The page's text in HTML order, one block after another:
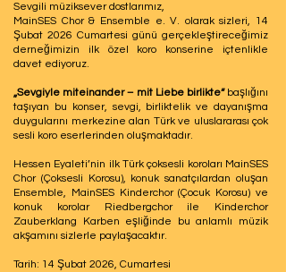
​Sevgili müziksever dostlarımız,
MainSES Chor & Ensemble e. V. olarak sizleri, 14
Şubat 2026 Cumartesi günü gerçekleştireceğimiz
derneğimizin ilk özel koro konserine içtenlikle
davet ediyoruz.
„Sevgiyle miteinander – mit Liebe birlikte“ başlığını
taşıyan bu konser, sevgi, birliktelik ve dayanışma
duygularını merkezine alan Türk ve uluslararası çok
sesli koro eserlerinden oluşmaktadır.
Hessen Eyaleti’nin ilk Türk çoksesli koroları MainSES
Chor (Çoksesli Korosu), konuk sanatçılardan oluşan
Ensemble, MainSES Kinderchor (Çocuk Korosu) ve
konuk korolar Riedbergchor ile Kinderchor
Zauberklang Karben eşliğinde bu anlamlı müzik
akşamını sizlerle paylaşacaktır.
Tarih: 14 Şubat 2026, Cumartesi